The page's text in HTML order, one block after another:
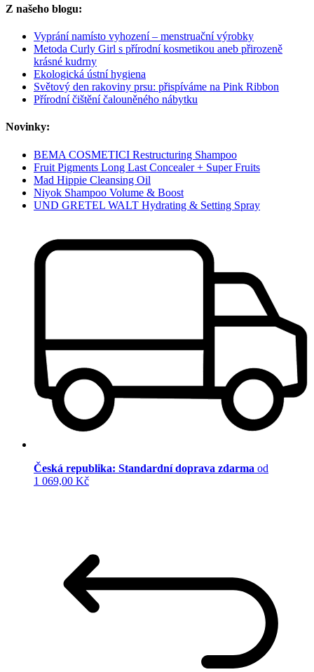
Z našeho blogu:
Vyprání namísto vyhození – menstruační výrobky
Metoda Curly Girl s přírodní kosmetikou aneb přirozeně
krásné kudrny
Ekologická ústní hygiena
Světový den rakoviny prsu: přispíváme na Pink Ribbon
Přírodní čištění čalouněného nábytku
Novinky:
BEMA COSMETICI Restructuring Shampoo
Fruit Pigments Long Last Concealer + Super Fruits
Mad Hippie Cleansing Oil
Niyok Shampoo Volume & Boost
UND GRETEL WALT Hydrating & Setting Spray
Česká republika: Standardní doprava zdarma od
1 069,00 Kč